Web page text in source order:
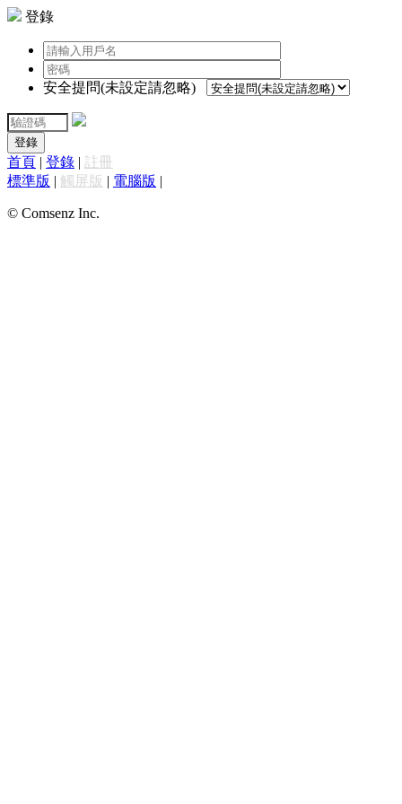
登錄
安全提問(未設定請忽略)
登錄
首頁 | 登錄 | 註冊
標準版 | 觸屏版 | 電腦版 |
© Comsenz Inc.